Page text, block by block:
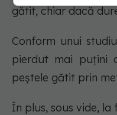
gătit, chiar dacă
Conform unui
pierdut mai puțini
peștele gătit prin
În plus, sous vide,